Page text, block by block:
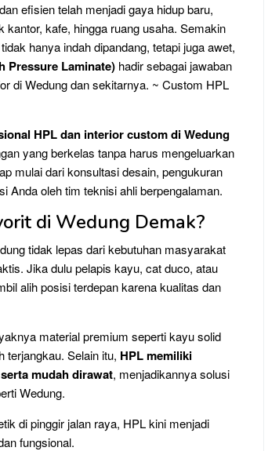
efisien telah menjadi gaya hidup baru,
kantor, kafe, hingga ruang usaha. Semakin
hanya indah dipandang, tetapi juga awet,
Pressure Laminate) hadir sebagai jawaban
di Wedung dan sekitarnya. ~ Custom HPL
HPL dan interior custom di Wedung
yang berkelas tanpa harus mengeluarkan
mulai dari konsultasi desain, pengukuran
Anda oleh tim teknisi ahli berpengalaman.
di Wedung Demak?
tidak lepas dari kebutuhan masyarakat
Jika dulu pelapis kayu, cat duco, atau
alih posisi terdepan karena kualitas dan
material premium seperti kayu solid
terjangkau. Selain itu, HPL memiliki
mudah dirawat, menjadikannya solusi
Wedung.
di pinggir jalan raya, HPL kini menjadi
fungsional.